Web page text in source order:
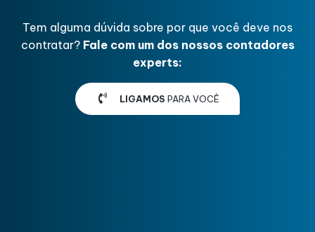
Tem alguma dúvida sobre por que você deve nos
contratar? Fale com um dos nossos contadores
experts:
LIGAMOS PARA VOCÊ